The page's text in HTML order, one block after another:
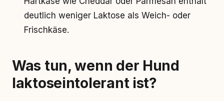
deutlich weniger Laktose als Weich- oder
Frischkäse.
Was tun, wenn der Hund
laktoseintolerant ist?